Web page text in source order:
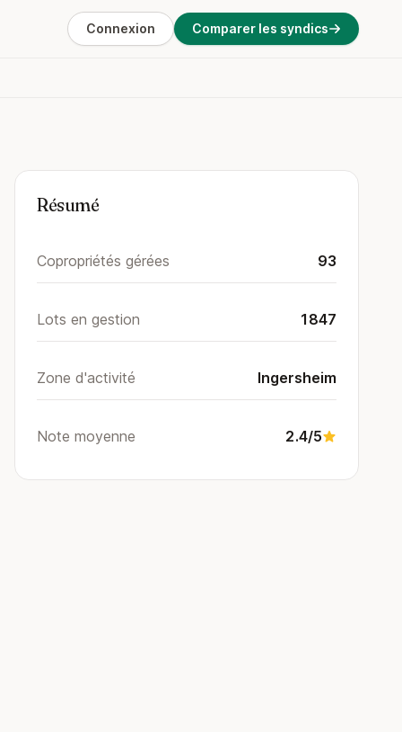
Connexion Comparer les syndics
Résumé
Copropriétés gérées 93
Lots en gestion 1847
Zone d'activité Ingersheim
Note moyenne 2.4/5